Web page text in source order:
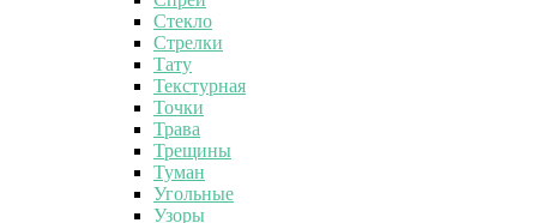
Стекло
Стрелки
Тату
Текстурная
Точки
Трава
Трещины
Туман
Угольные
Узоры